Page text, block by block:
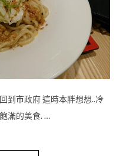
到市政府 這時本胖想想..冷
滿的美食. …